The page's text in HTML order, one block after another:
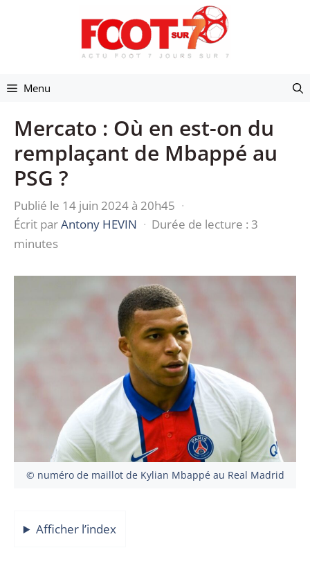
Menu
Mercato : Où en est-on du
remplaçant de Mbappé au
PSG ?
Publié le 14 juin 2024 à 20h45 ·
Écrit parAntony HEVIN · Durée de lecture : 3
minutes
© numéro de maillot de Kylian Mbappé au Real Madrid
Afficher l’index